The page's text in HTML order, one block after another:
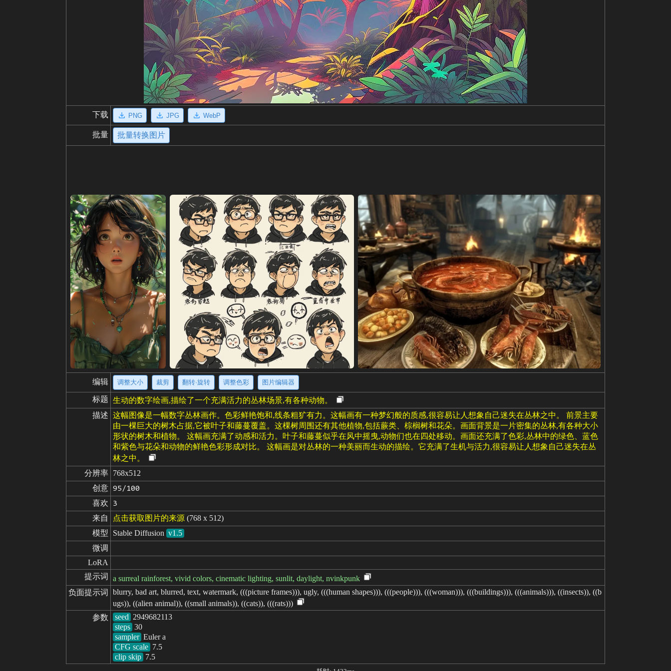
下载 PNG JPG WebP
批量 批量转换图片
编辑 调整大小 裁剪 翻转·旋转 调整色彩 图片编辑器
标题 生动的数字绘画,描绘了一个充满活力的丛林场景,有各种动物。
描述 这幅图像是一幅数字丛林画作。色彩鲜艳饱和,线条粗犷有力。这幅画有一种梦幻般的质感,很容易让人想象自己迷失在丛林之中。 前景主要
由一棵巨大的树木占据,它被叶子和藤蔓覆盖。这棵树周围还有其他植物,包括蕨类、棕榈树和花朵。画面背景是一片密集的丛林,有各种大小
形状的树木和植物。 这幅画充满了动感和活力。叶子和藤蔓似乎在风中摇曳,动物们也在四处移动。画面还充满了色彩,丛林中的绿色、蓝色
和紫色与花朵和动物的鲜艳色彩形成对比。 这幅画是对丛林的一种美丽而生动的描绘。它充满了生机与活力,很容易让人想象自己迷失在丛
林之中。
分辨率 768x512
创意 95/100
喜欢 3
来自 点击获取图片的来源 (768 x 512)
模型
Stable Diffusion v1.5
微调
LoRA
提示词
a surreal rainforest, vivid colors, cinematic lighting, sunlit, daylight, nvinkpunk
负面提示词
blurry, bad art, blurred, text, watermark, (((picture frames))), ugly, (((human shapes))), (((people))), (((woman))), (((buildings))), (((animals))), ((insects)), ((b
ugs)), ((alien animal)), ((small animals)), ((cats)), (((rats)))
参数
seed
steps
sampler
CFG scale
clip skip 7.5